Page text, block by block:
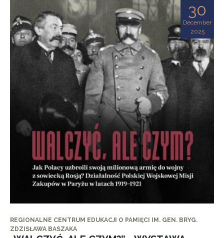
30
December
2025
REGIONALNE CENTRUM EDUKACJI O PAMIĘCI IM. GEN. BRYG.
ZDZISŁAWA BASZAKA